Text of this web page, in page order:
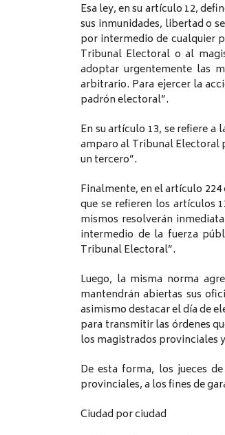
Esa ley, en su artículo 12,
sus inmunidades, libertad o
por intermedio de cualquier
Tribunal Electoral o al
adoptar urgentemente las
arbitrario. Para ejercer la
padrón electoral”.
En su artículo 13, se refiere
amparo al Tribunal Electoral
un tercero”.
Finalmente, en el artículo
que se refieren los artículos
mismos resolverán
intermedio de la fuerza
Tribunal Electoral”.
Luego, la misma norma
mantendrán abiertas sus
asimismo destacar el día de
para transmitir las órdenes
los magistrados provinciales
De esta forma, los jueces
provinciales, a los fines de
Ciudad por ciudad